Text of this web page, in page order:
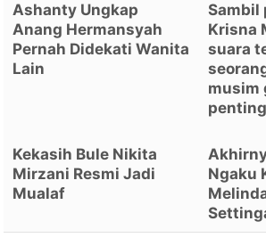
Ashanty Ungkap
Anang Hermansyah
Pernah Didekati Wanita
Lain
Sambil
Krisna
suara
musim
Kekasih Bule Nikita
Mirzani Resmi Jadi
Mualaf
Ngaku